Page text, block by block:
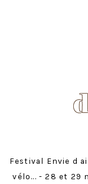
Festival Envie d
vélo... - 28 et 29